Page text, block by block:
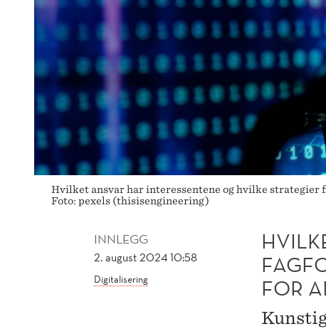
UTVIKLING?
Hvilket ansvar har interessentene og hvilke strategier
Foto: pexels (thisisengineering)
INNLEGG
2. august 2024 10:58
Digitalisering
FOR